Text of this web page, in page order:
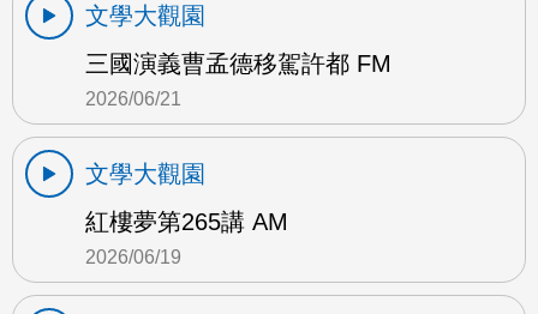
文學大觀園
三國演義曹孟德移駕許都 FM
2026/06/21
文學大觀園
紅樓夢第265講 AM
2026/06/19